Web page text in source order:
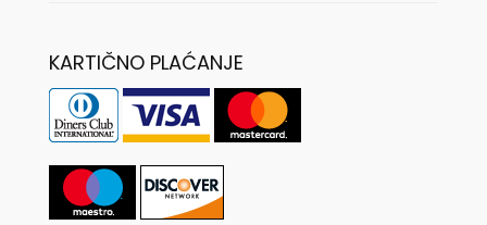
KARTIČNO PLAĆANJE